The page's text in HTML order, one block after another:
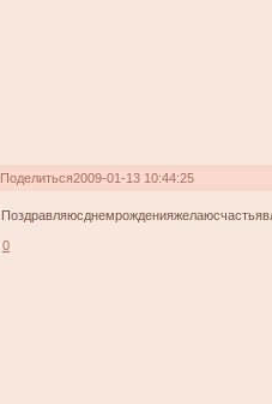
Поделиться2009-01-13 10:44:25
0